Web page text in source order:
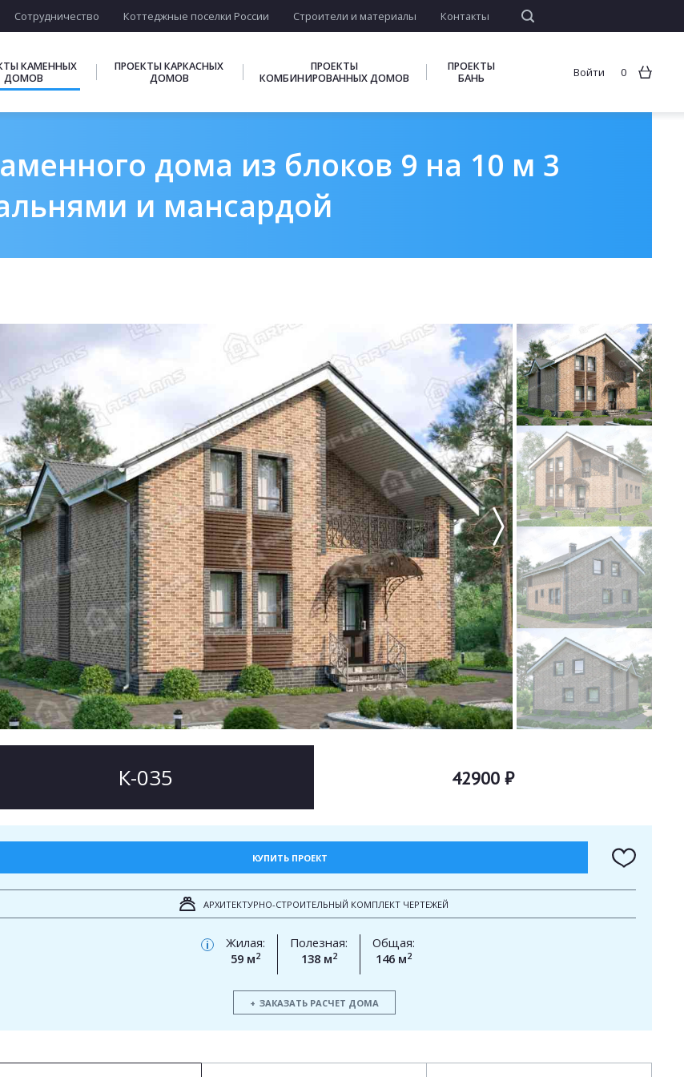
Сотрудничество Коттеджные поселки России Строители и материалы Контакты
КАМЕННЫХ
ДОМОВ
ПРОЕКТЫ КАРКАСНЫХ
ДОМОВ
ПРОЕКТЫ
КОМБИНИРОВАННЫХ ДОМОВ
ПРОЕКТЫ
БАНЬ
Войти 0
дома из блоков 9 на 10 м 3
и мансардой
К-035 42900 ₽
КУПИТЬ ПРОЕКТ
АРХИТЕКТУРНО-СТРОИТЕЛЬНЫЙ КОМПЛЕКТ ЧЕРТЕЖЕЙ
i
Жилая:
59 м2
Полезная:
138 м2
Общая:
146 м2
ЗАКАЗАТЬ РАСЧЕТ ДОМА